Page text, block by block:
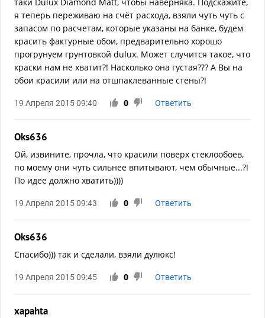
я теперь переживаю на счёт расхода, взяли чуть чуть с
запасом по расчетам, которые указаны на банке, будем
красить фактурные обои, предварительно хорошо
прогрунуем грунтовкой dulux. Может случится такое, что
краски нам не хватит?! Насколько она густая??? А Вы на
обои красили или на отшпаклеванные стены?!
19 Апреля 2015 09:40 0 Ответить
Oks636
Ой, извините, прочла, что красили поверх стеклообоев,
по моему они чуть сильнее впитывают, чем обычные...?!
По идее должно хватить))))
19 Апреля 2015 09:43 0 Ответить
Oks636
Спасибо))) так и сделали, взяли дулюкс!
19 Апреля 2015 09:45 0 Ответить
xapahta